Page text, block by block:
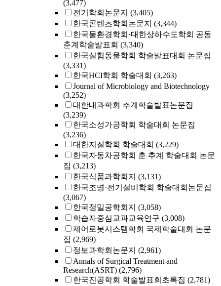
(3,477)
전기학회논문지 (3,405)
한국콘텐츠학회논문지 (3,344)
한국물환경학회·대한상하수도학회 공동
춘계학술발표회 (3,340)
한국실험동물학회 학술발표대회 논문집
(3,331)
한국HCI학회 학술대회 (3,263)
Journal of Microbiology and Biotechnology
(3,252)
대한내과학회 추계학술발표논문집
(3,239)
한국소성가공학회 학술대회 논문집
(3,236)
대한지질학회 학술대회 (3,229)
한국자동차공학회 춘 추계 학술대회 논문
집 (3,213)
한국식품과학회지 (3,131)
한국조명·전기설비학회 학술대회논문집
(3,067)
한국정밀공학회지 (3,058)
학습자중심교과교육연구 (3,008)
제어로봇시스템학회 국제학술대회 논문
집 (2,969)
정보과학회논문지 (2,961)
Annals of Surgical Treatment and
Research(ASRT) (2,796)
한국진공학회 학술발표회초록집 (2,781)